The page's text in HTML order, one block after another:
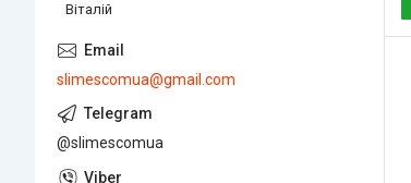
Віталій
slimescomua@gmail.com
@slimescomua